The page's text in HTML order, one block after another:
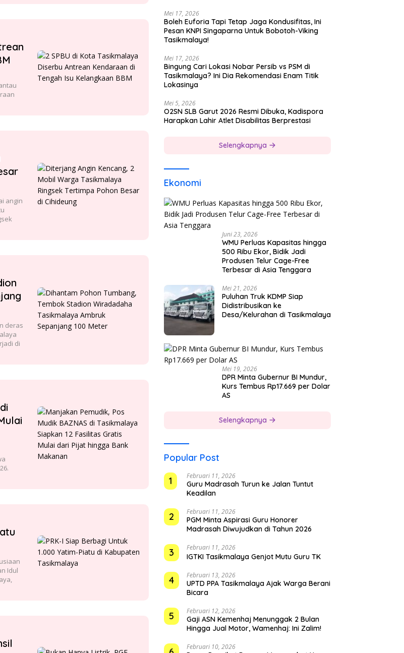
angin
deras
di
Idul
Mei 17, 2026
Boleh Euforia Tapi Tetap Jaga Kondusifitas, Ini
Pesan KNPI Singaparna Untuk Bobotoh-Viking
Tasikmalaya!
Mei 17, 2026
Bingung Cari Lokasi Nobar Persib vs PSM di
Tasikmalaya? Ini Dia Rekomendasi Enam Titik
Lokasinya
Mei 5, 2026
O2SN SLB Garut 2026 Resmi Dibuka, Kadispora
Harapkan Lahir Atlet Disabilitas Berprestasi
Selengkapnya
Ekonomi
Juni 23, 2026
WMU Perluas Kapasitas hingga
500 Ribu Ekor, Bidik Jadi
Produsen Telur Cage-Free
Terbesar di Asia Tenggara
Mei 21, 2026
Puluhan Truk KDMP Siap
Didistribusikan ke
Desa/Kelurahan di Tasikmalaya
Mei 19, 2026
DPR Minta Gubernur BI Mundur,
Kurs Tembus Rp17.669 per Dolar
AS
Selengkapnya
Popular Post
1
Februari 11, 2026
Guru Madrasah Turun ke Jalan Tuntut
Keadilan
2 Februari 11, 2026
PGM Minta Aspirasi Guru Honorer
Madrasah Diwujudkan di Tahun 2026
3 Februari 11, 2026
IGTKI Tasikmalaya Genjot Mutu Guru TK
4 Februari 13, 2026
UPTD PPA Tasikmalaya Ajak Warga Berani
Bicara
5 Februari 12, 2026
Gaji ASN Kemenhaj Menunggak 2 Bulan
Hingga Jual Motor, Wamenhaj: Ini Zalim!
Februari 10, 2026